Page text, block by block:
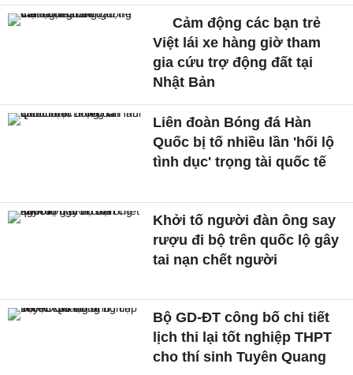
Cảm động các bạn trẻ
Việt lái xe hàng giờ tham
gia cứu trợ động đất tại
Nhật Bản
Liên đoàn Bóng đá Hàn
Quốc bị tố nhiều lần 'hối lộ
tình dục' trọng tài quốc tế
Khởi tố người đàn ông say
rượu đi bộ trên quốc lộ gây
tai nạn chết người
Bộ GD-ĐT công bố chi tiết
lịch thi lại tốt nghiệp THPT
cho thí sinh Tuyên Quang